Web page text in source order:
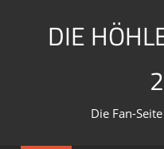
DIE
Die Fan-